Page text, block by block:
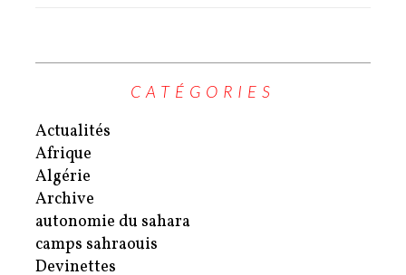
CATÉGORIES
Actualités
Afrique
Algérie
Archive
autonomie du sahara
camps sahraouis
Devinettes